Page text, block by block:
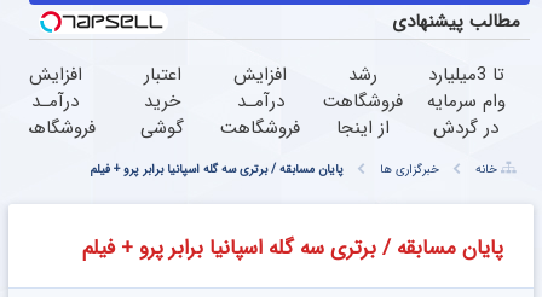
مطالب پیشنهادی
تا 3میلیارد
وام سرمایه
در گردش
=>
فروشگاهت
رو ثبت
کن
رشد
فروشگاهت
از اینجا
می‌شه،
برای درآمد
بیشتر،
آماده‌ای؟
افزایش
درآمـد
فروشگاهت
رو تضمین
کن «
فروشگاهت
رو ثبت
کن »
اعتبار
خرید
گوشی
همین
حالا
درخواست
اعتبار بده
افزایش
درآمـد
فروشگاهت
خانه خبرگزاری ها پایان مسابقه / برتری سه گله اسپانیا برابر پرو + فیلم
پایان مسابقه / برتری سه گله اسپانیا برابر پرو + فیلم